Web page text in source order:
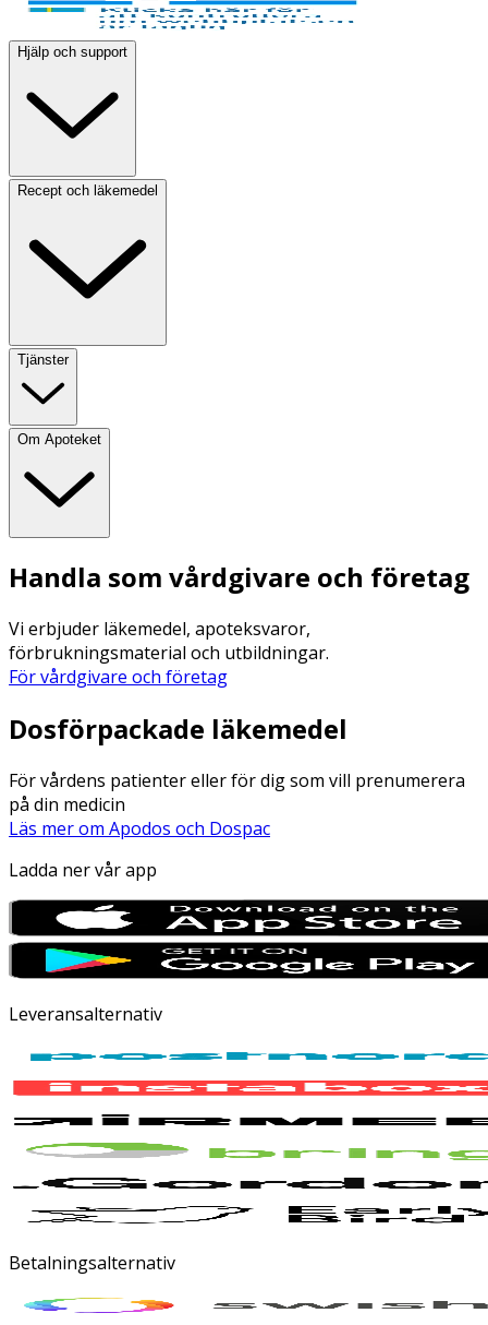
Hjälp och support
Recept och läkemedel
Tjänster
Om Apoteket
Handla som vårdgivare och företag
Vi erbjuder läkemedel, apoteksvaror,
förbrukningsmaterial och utbildningar.
För vårdgivare och företag
Dosförpackade läkemedel
För vårdens patienter eller för dig som vill prenumerera
på din medicin
Läs mer om Apodos och Dospac
Ladda ner vår app
Leveransalternativ
Betalningsalternativ